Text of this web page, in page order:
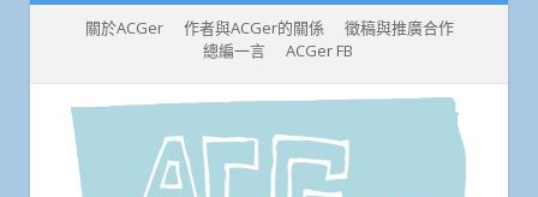
關於ACGer 作者與ACGer的關係
徵稿與推廣合作
總編一言
ACGer FB